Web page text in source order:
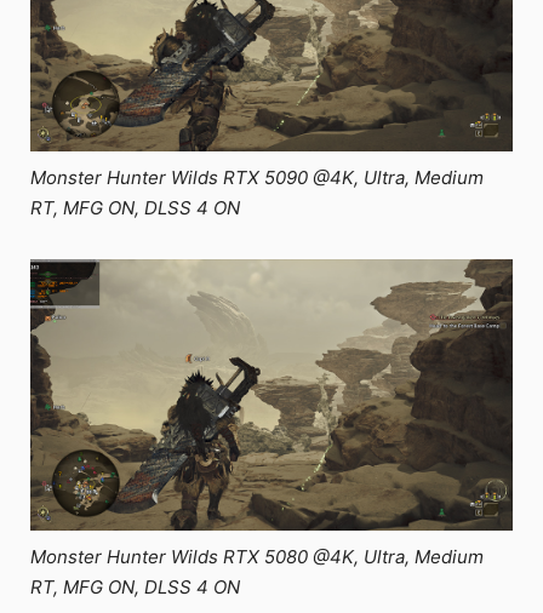
Monster Hunter Wilds RTX 5090 @4K, Ultra, Medium
RT, MFG ON, DLSS 4 ON
Monster Hunter Wilds RTX 5080 @4K, Ultra, Medium
RT, MFG ON, DLSS 4 ON